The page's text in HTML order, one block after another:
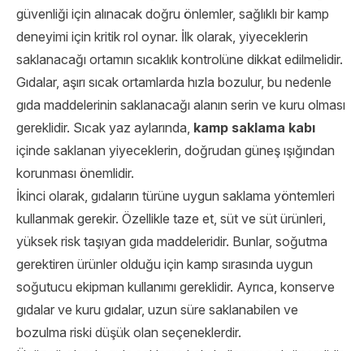
güvenliği için alınacak doğru önlemler, sağlıklı bir kamp
deneyimi için kritik rol oynar. İlk olarak, yiyeceklerin
saklanacağı ortamın sıcaklık kontrolüne dikkat edilmelidir.
Gıdalar, aşırı sıcak ortamlarda hızla bozulur, bu nedenle
gıda maddelerinin saklanacağı alanın serin ve kuru olması
gereklidir. Sıcak yaz aylarında, kamp saklama kabı
içinde saklanan yiyeceklerin, doğrudan güneş ışığından
korunması önemlidir.
İkinci olarak, gıdaların türüne uygun saklama yöntemleri
kullanmak gerekir. Özellikle taze et, süt ve süt ürünleri,
yüksek risk taşıyan gıda maddeleridir. Bunlar, soğutma
gerektiren ürünler olduğu için kamp sırasında uygun
soğutucu ekipman kullanımı gereklidir. Ayrıca, konserve
gıdalar ve kuru gıdalar, uzun süre saklanabilen ve
bozulma riski düşük olan seçeneklerdir.